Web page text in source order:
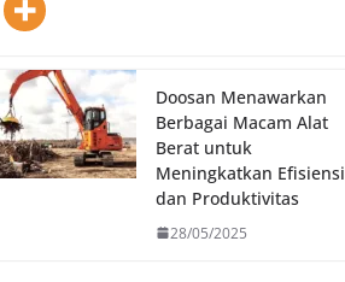
Doosan Menawarkan
Berbagai Macam Alat
Berat untuk
Meningkatkan Efisiensi
dan Produktivitas
28/05/2025